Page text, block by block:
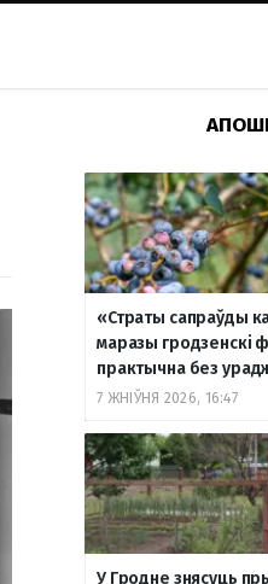
«Страты сапраўды
маразы гродзенскі
практычна без
7 ЖНІЎНЯ 2026, 16:47
У Гродне знясуць